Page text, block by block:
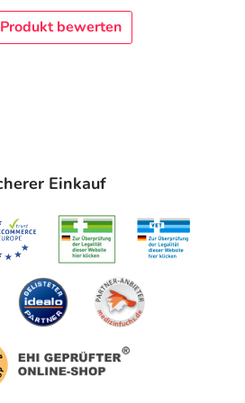
die Mittel der ersten Wahl. Mit
Ciclopirox Dexcel® lässt
gestaltet.
Nagellack.
Wirkstoff:
Behandlung von Nagelpilzinfektionen
Nebenwirkungen lesen Sie die
Ihre Ärztin, Ihren Arzt oder in Ihrer Apotheke.
Alzenau. Stand: September 2021
bewerten
Einkauf